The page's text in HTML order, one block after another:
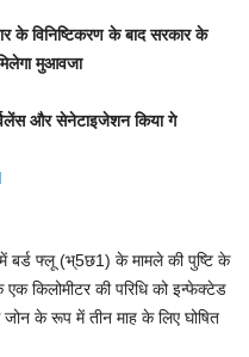
के विनिष्टिकरण के बाद सरकार के
मुआवजा
और सेनेटाइजेशन किया गे
बर्ड फ्लू (भ्5छ1) के मामले की पुष्टि के
किलोमीटर की परिधि को इन्फेक्टेड
के रूप में तीन माह के लिए घोषित